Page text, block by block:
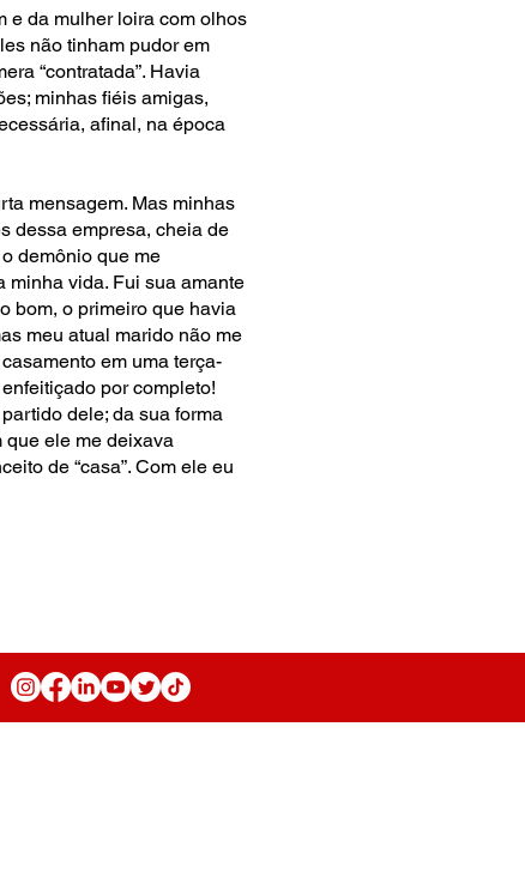
e da mulher loira com olhos
não tinham pudor em
“contratada”. Havia
minhas fiéis amigas,
afinal, na época
mensagem. Mas minhas
dessa empresa, cheia de
demônio que me
minha vida. Fui sua amante
bom, o primeiro que havia
meu atual marido não me
em uma terça-
por completo!
dele; da sua forma
que ele me deixava
de “casa”. Com ele eu